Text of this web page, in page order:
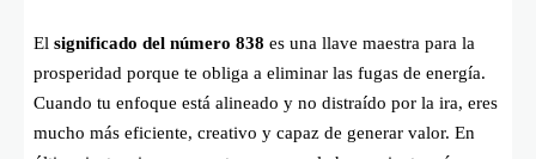
El significado del número 838 es una llave maestra para la
prosperidad porque te obliga a eliminar las fugas de energía.
Cuando tu enfoque está alineado y no distraído por la ira, eres
mucho más eficiente, creativo y capaz de generar valor. En